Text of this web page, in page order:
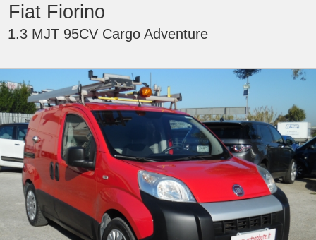
Fiat Fiorino
1.3 MJT 95CV Cargo Adventure